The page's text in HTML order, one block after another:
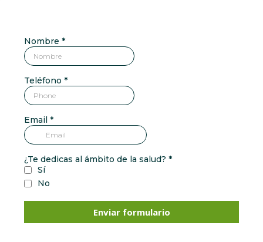
Nombre *
Teléfono *
Email *
¿Te dedicas al ámbito de la salud? *
Sí
No
Enviar formulario